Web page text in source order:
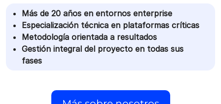
Más de 20 años en entornos enterprise
Especialización técnica en plataformas críticas
Metodología orientada a resultados
Gestión integral del proyecto en todas sus
fases